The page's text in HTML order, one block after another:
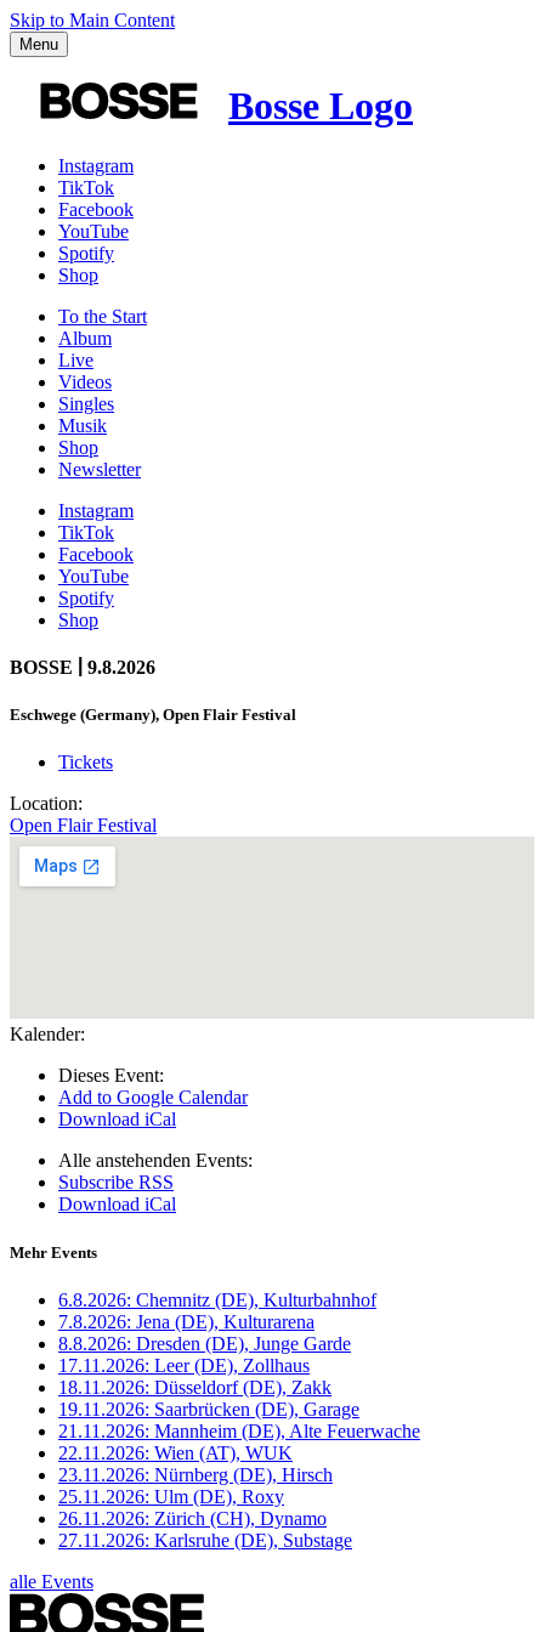
Skip to Main Content
Menu
Bosse Logo
Instagram
TikTok
Facebook
YouTube
Spotify
Shop
To the Start
Album
Live
Videos
Singles
Musik
Shop
News­letter
Instagram
TikTok
Facebook
YouTube
Spotify
Shop
BOSSE 9.8.2026
Eschwege (Germany), Open Flair Festival
Tickets
Location:
Open Flair Festival
Kalender:
Dieses Event:
Add to Google Calendar
Download iCal
Alle anstehenden Events:
Subscribe RSS
Download iCal
Mehr Events
6.8.2026: Chemnitz (DE), Kulturbahnhof
7.8.2026: Jena (DE), Kulturarena
8.8.2026: Dresden (DE), Junge Garde
17.11.2026: Leer (DE), Zollhaus
18.11.2026: Düsseldorf (DE), Zakk
19.11.2026: Saarbrücken (DE), Garage
21.11.2026: Mannheim (DE), Alte Feuerwache
22.11.2026: Wien (AT), WUK
23.11.2026: Nürnberg (DE), Hirsch
25.11.2026: Ulm (DE), Roxy
26.11.2026: Zürich (CH), Dynamo
27.11.2026: Karlsruhe (DE), Substage
alle Events